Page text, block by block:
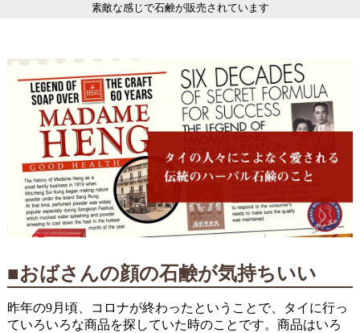
素敵な感じで石鹸が販売されています
■おばさんの顔の石鹸が気持ちいい
昨年の9月頃、コロナが終わったということで、タイに行っ
ていろいろな商品を探していた時のことです。商品はいろ